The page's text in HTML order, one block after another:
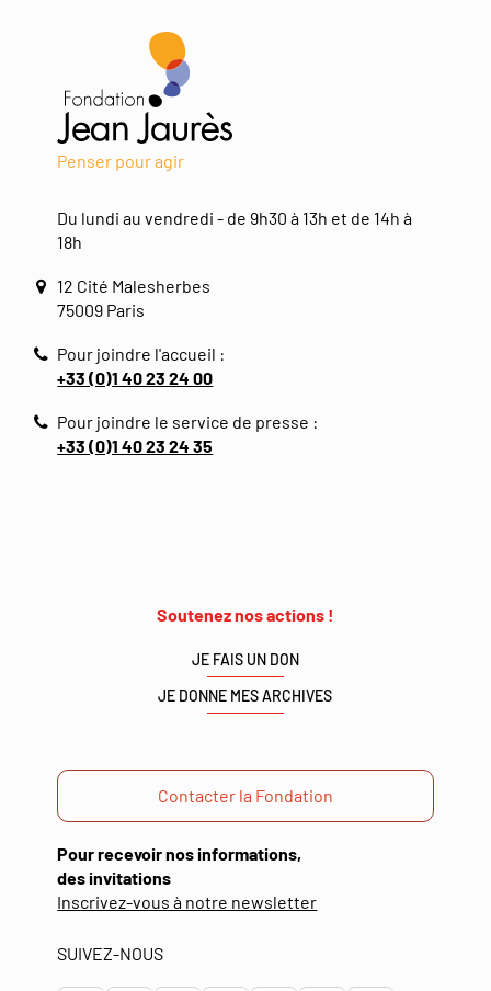
Penser pour agir
Du lundi au vendredi - de 9h30 à 13h et de 14h à
18h
12 Cité Malesherbes
75009 Paris
Pour joindre l'accueil :
+33 (0)1 40 23 24 00
Pour joindre le service de presse :
+33 (0)1 40 23 24 35
Soutenez nos actions !
JE FAIS UN DON
JE DONNE MES ARCHIVES
Contacter la Fondation
Pour recevoir nos informations,
des invitations
Inscrivez-vous à notre newsletter(ouverture
SUIVEZ-NOUS